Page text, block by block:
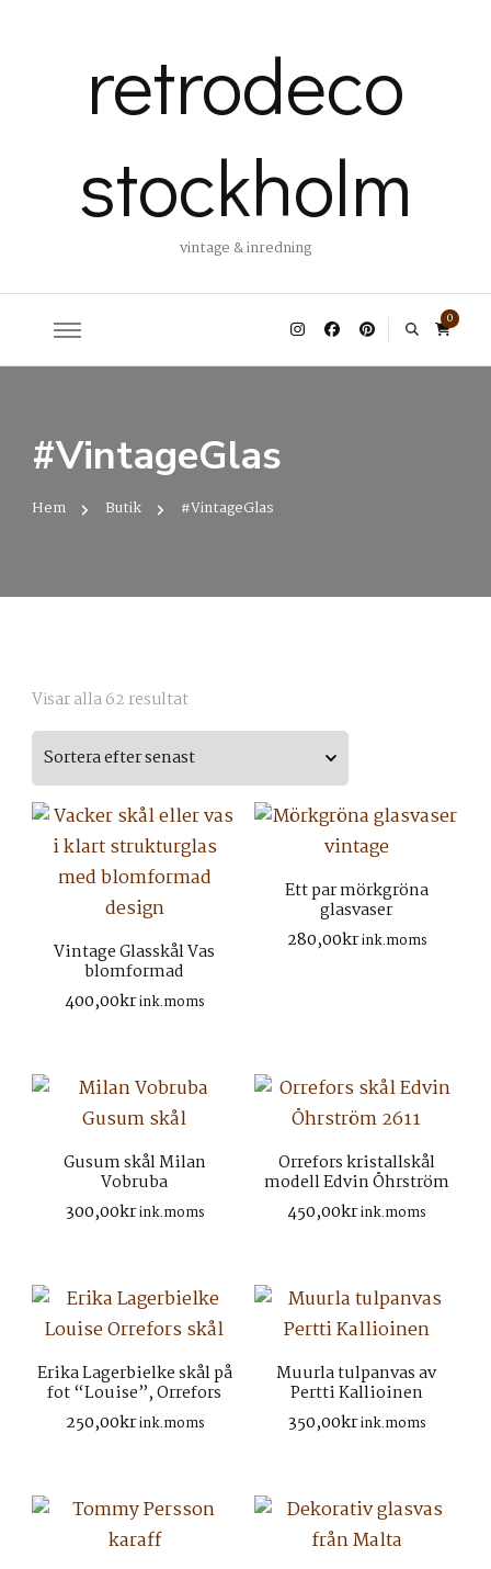
retrodeco
stockholm
vintage & inredning
0
#VintageGlas
Hem Butik #VintageGlas
Visar alla 62 resultatSortera
efter
senaste
Vintage Glasskål Vas
blomformad
400,00krink.moms
Ett par mörkgröna
glasvaser
280,00krink.moms
Gusum skål Milan
Vobruba
300,00krink.moms
Orrefors kristallskål
modell Edvin Öhrström
450,00krink.moms
Erika Lagerbielke skål på
fot “Louise”, Orrefors
250,00krink.moms
Muurla tulpanvas av
Pertti Kallioinen
350,00krink.moms